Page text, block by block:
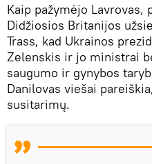
Kaip pažymėjo
Didžiosios Britanijos
Trass, kad Ukrainos
Zelenskis ir jo ministrai
saugumo ir gynybos
Danilovas viešai
susitarimų.